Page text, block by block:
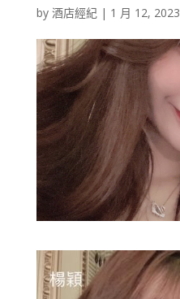
by 酒店經紀| 1 月 12, 2023